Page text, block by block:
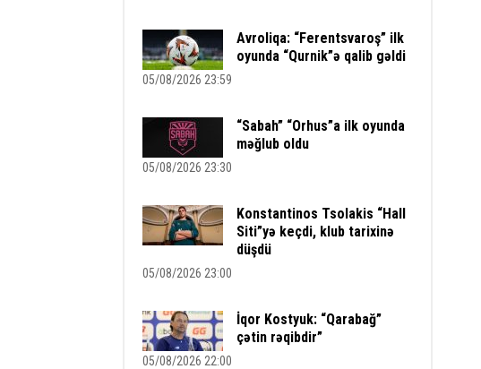
Avroliqa: “Ferentsvaroş” ilk
oyunda “Qurnik”ə qalib gəldi
05/08/2026 23:59
“Sabah” “Orhus”a ilk oyunda
məğlub oldu
05/08/2026 23:30
Konstantinos Tsolakis “Hall
Siti”yə keçdi, klub tarixinə
düşdü
05/08/2026 23:00
İqor Kostyuk: “Qarabağ”
çətin rəqibdir”
05/08/2026 22:00